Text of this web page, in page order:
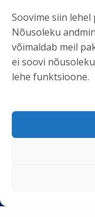
Soovime siin
Nõusoleku
võimaldab meil
ei soovi
lehe funktsioone.
SOTSIAALMEEDIA
Ole kursis meie